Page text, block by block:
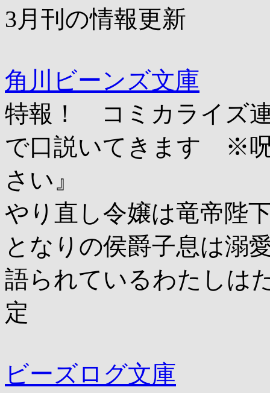
3月刊の情報更新
角川ビーンズ文庫
特報！ コミカライズ
で口説いてきます ※
さい』
やり直し令嬢は竜帝陛
となりの侯爵子息は
語られているわたしは
定
ビーズログ文庫